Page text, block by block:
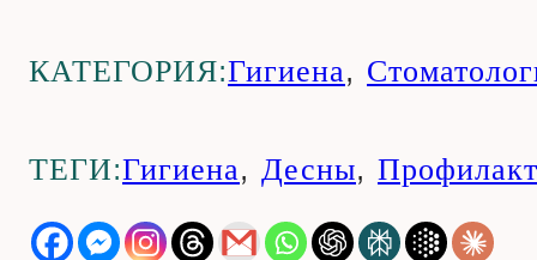
КАТЕГОРИЯ:Гигиена,
ТЕГИ:Гигиена, Десны,